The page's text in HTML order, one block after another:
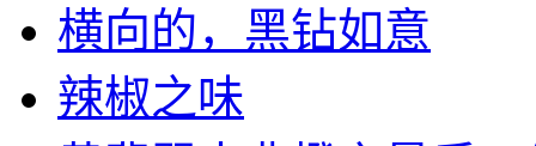
横向的，黑钻如意
辣椒之味